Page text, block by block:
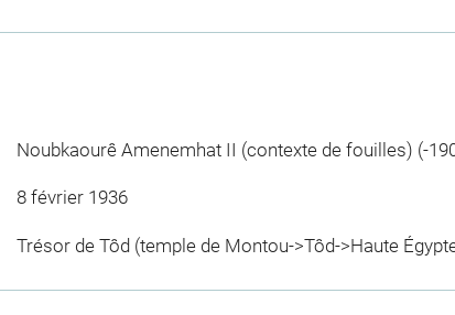
Noubkaourê Amenemhat II (contexte de fouilles) (-
8 février 1936
Trésor de Tôd (temple de Montou->Tôd->Haute